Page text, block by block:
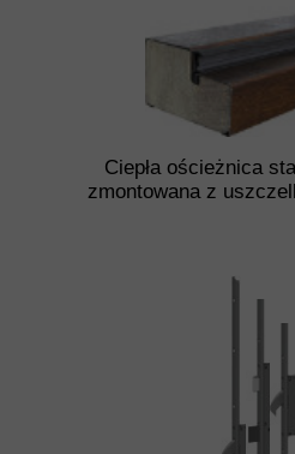
Ciepła ościeżnica
zmontowana z